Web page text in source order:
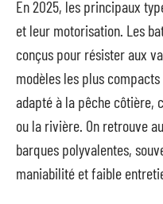
En 2025, les principaux
et leur motorisation. Les
conçus pour résister aux
modèles les plus
adapté à la pêche côtière,
ou la rivière. On retrouve
barques polyvalentes,
maniabilité et faible